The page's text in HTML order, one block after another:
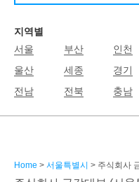
지역별
서울
부산 인천
울산
세종 경기
전남
전북 충남
Home > 서울특별시 > 주식회사